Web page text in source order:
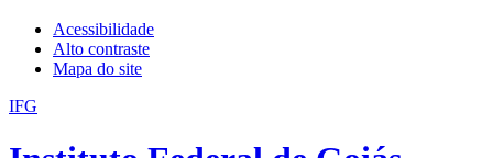
Acessibilidade
Alto contraste
Mapa do site
IFG